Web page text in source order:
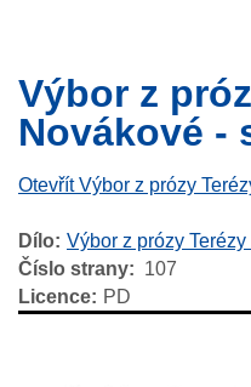
Výbor z
Novákové -
Otevřít Výbor z prózy
Dílo Výbor z prózy
Číslo strany
107
Licence
PD